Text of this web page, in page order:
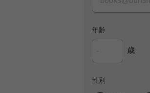
年齢
歳
性別